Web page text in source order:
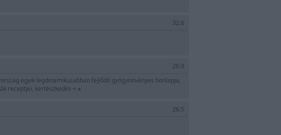
32.6
26.9
egyik legdinamikusabban fejlődő gyógynövényes honlapja,
receptjei, kertészkedés + »
26.5